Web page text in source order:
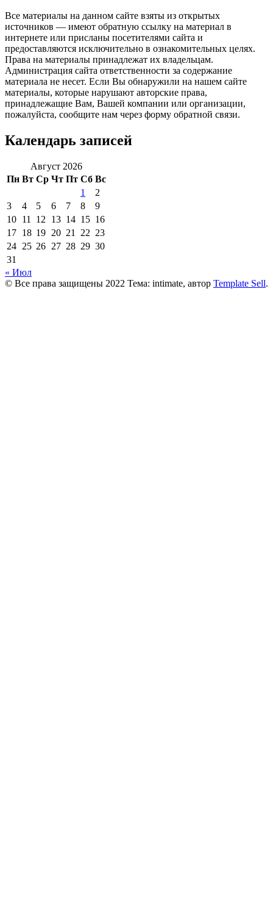
Все материалы на данном сайте взяты из открытых
источников — имеют обратную ссылку на материал в
интернете или присланы посетителями сайта и
предоставляются исключительно в ознакомительных целях.
Права на материалы принадлежат их владельцам.
Администрация сайта ответственности за содержание
материала не несет. Если Вы обнаружили на нашем сайте
материалы, которые нарушают авторские права,
принадлежащие Вам, Вашей компании или организации,
пожалуйста, сообщите нам через форму обратной связи.
Календарь записей
Август 2026
Пн Вт Ср Чт Пт Сб Вс
1
2
3
4 5 6 7 8
9
10 11 12 13 14 15 16
17 18 19 20 21 22 23
24 25 26 27 28 29 30
31
« Июл
© Все права защищены 2022 Тема: intimate, автор Template Sell.